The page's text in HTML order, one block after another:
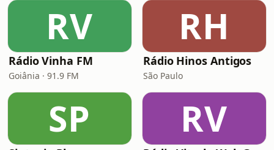
RV
Rádio Vinha FM
Goiânia · 91.9 FM
RH
Rádio Hinos Antigos
São Paulo
SP RV